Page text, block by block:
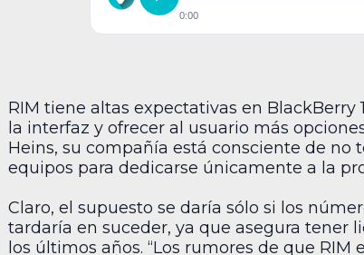
0:00
RIM tiene altas expectativas en
la interfaz y ofrecer al usuario más
Heins, su compañía está consciente de no
equipos para dedicarse únicamente a la
Claro, el supuesto se daría sólo si los
tardaría en suceder, ya que asegura tener
los últimos años. “Los rumores de que